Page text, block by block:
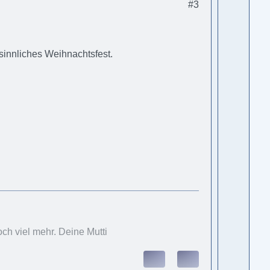
#3
Weihnachtsfest.
viel mehr. Deine Mutti